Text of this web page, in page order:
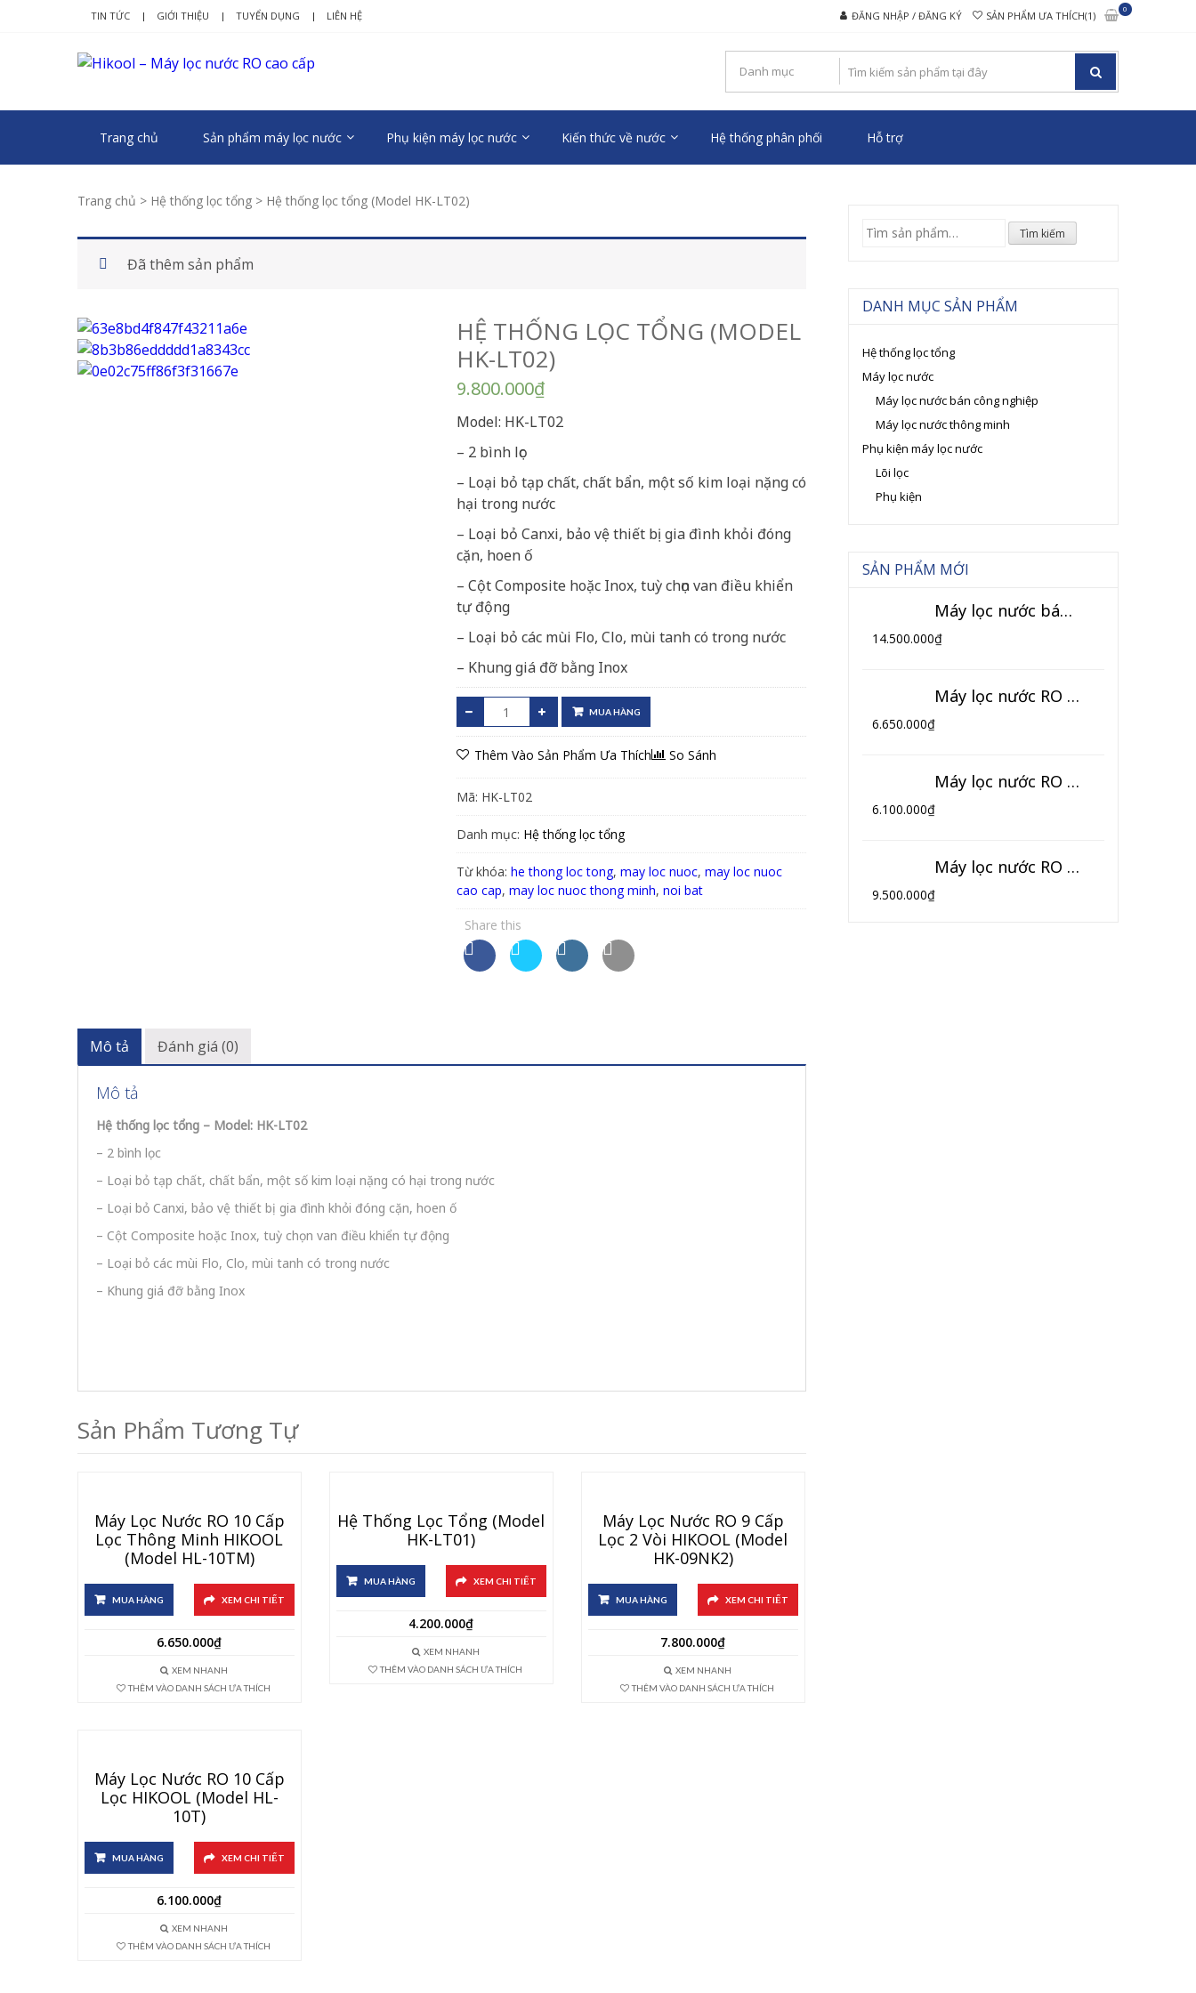
TIN TỨC GIỚI THIỆU TUYỂN DỤNG LIÊN HỆ ĐĂNG NHẬP / ĐĂNG KÝ SẢN PHẨM ƯA THÍCH(1)
0
HIKOOL – MÁY LỌC NƯỚC RO CAO CẤP
Trang chủ Sản phẩm máy lọc nước Phụ kiện máy lọc nước Kiến thức về nước Hệ thống phân phối Hỗ trợ
Trang chủ > Hệ thống lọc tổng > Hệ thống lọc tổng (Model HK-LT02)
Đã thêm sản phẩm
HỆ THỐNG LỌC TỔNG (MODEL
HK-LT02)
9.800.000₫
Model: HK-LT02
– 2 bình lọc
– Loại bỏ tạp chất, chất bẩn, một số kim loại nặng có
hại trong nước
– Loại bỏ Canxi, bảo vệ thiết bị gia đình khỏi đóng
cặn, hoen ố
– Cột Composite hoặc Inox, tuỳ chọn van điều khiển
tự động
– Loại bỏ các mùi Flo, Clo, mùi tanh có trong nước
– Khung giá đỡ bằng Inox
MUA HÀNG
Thêm Vào Sản Phẩm Ưa Thích So Sánh
Mã: HK-LT02
Danh mục: Hệ thống lọc tổng
Từ khóa: he thong loc tong, may loc nuoc, may loc nuoc
cao cap, may loc nuoc thong minh, noi bat
Share this
Mô tả Đánh giá (0)
Mô tả
Hệ thống lọc tổng – Model: HK-LT02
– 2 bình lọc
– Loại bỏ tạp chất, chất bẩn, một số kim loại nặng có hại trong nước
– Loại bỏ Canxi, bảo vệ thiết bị gia đình khỏi đóng cặn, hoen ố
– Cột Composite hoặc Inox, tuỳ chọn van điều khiển tự động
– Loại bỏ các mùi Flo, Clo, mùi tanh có trong nước
– Khung giá đỡ bằng Inox
Sản Phẩm Tương Tự
Máy Lọc Nước RO 10 Cấp
Lọc Thông Minh HIKOOL
(Model HL-10TM)
MUA HÀNG XEM CHI TIẾT
6.650.000₫
XEM NHANH
THÊM VÀO DANH SÁCH ƯA THÍCH
Hệ Thống Lọc Tổng (Model
HK-LT01)
MUA HÀNG XEM CHI TIẾT
4.200.000₫
XEM NHANH
THÊM VÀO DANH SÁCH ƯA THÍCH
Máy Lọc Nước RO 9 Cấp
Lọc 2 Vòi HIKOOL (Model
HK-09NK2)
MUA HÀNG XEM CHI TIẾT
7.800.000₫
XEM NHANH
THÊM VÀO DANH SÁCH ƯA THÍCH
Máy Lọc Nước RO 10 Cấp
Lọc HIKOOL (Model HL-
10T)
MUA HÀNG XEM CHI TIẾT
6.100.000₫
XEM NHANH
THÊM VÀO DANH SÁCH ƯA THÍCH
Tìm
Tìm kiếm
DANH MỤC SẢN PHẨM
Hệ thống lọc tổng
Máy lọc nước
Máy lọc nước bán công nghiệp
Máy lọc nước thông minh
Phụ kiện máy lọc nước
Lõi lọc
Phụ kiện
SẢN PHẨM MỚI
Máy lọc nước bán công nghiệp 120L/h (Model TK-BCN)
14.500.000₫
Máy lọc nước RO 10 cấp lọc thông minh HIKOOL (Model HL-10TM)
6.650.000₫
Máy lọc nước RO 10 cấp lọc HIKOOL (Model HL-10T)
6.100.000₫
Máy lọc nước RO 9 cấp lọc 3 vòi HIKOOL (Model HK-09NK3)
9.500.000₫